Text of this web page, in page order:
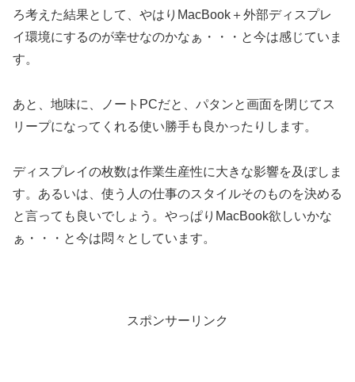
ろ考えた結果として、やはりMacBook＋外部ディスプレ
イ環境にするのが幸せなのかなぁ・・・と今は感じていま
す。
あと、地味に、ノートPCだと、パタンと画面を閉じてス
リープになってくれる使い勝手も良かったりします。
ディスプレイの枚数は作業生産性に大きな影響を及ぼしま
す。あるいは、使う人の仕事のスタイルそのものを決める
と言っても良いでしょう。やっぱりMacBook欲しいかな
ぁ・・・と今は悶々としています。
スポンサーリンク